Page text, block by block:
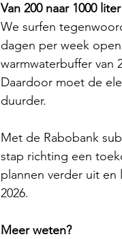
Van 200 naar 1000 liter
We surfen
dagen per week
warmwaterbuffer van
Daardoor moet de
duurder.
Met de Rabobank
stap richting een
plannen verder uit en
2026.
Meer weten?